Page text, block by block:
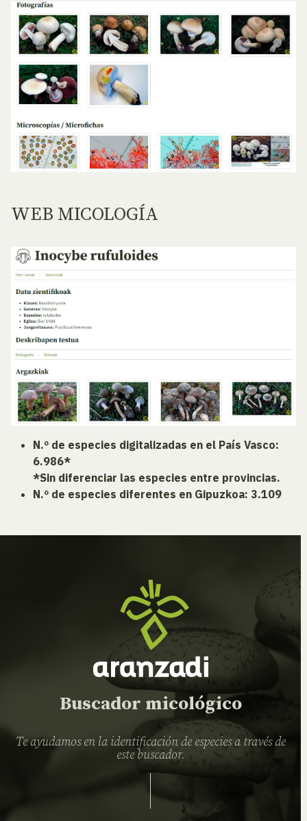
WEB MICOLOGÍA
N.º de especies digitalizadas en el País Vasco:
6.986*
*Sin diferenciar las especies entre provincias.
N.º de especies diferentes en Gipuzkoa: 3.109
Buscador micológico
Te ayudamos en la identificación de especies a través de
este buscador.